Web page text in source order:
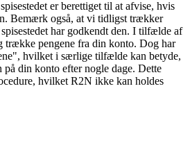
er berettiget til at afvise, hvis
Bemærk også, at vi tidligst trækker
har godkendt den. I tilfælde af
trække pengene fra din konto. Dog har
hvilket i særlige tilfælde kan betyde,
på din konto efter nogle dage. Dette
hvilket R2N ikke kan holdes